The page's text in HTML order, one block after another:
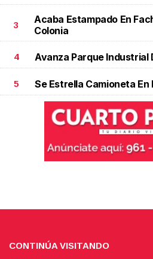
3
Acaba Estampado En
Colonia
4 Avanza Parque Industrial
5 Se Estrella Camioneta
CONTINÚA VISITANDO